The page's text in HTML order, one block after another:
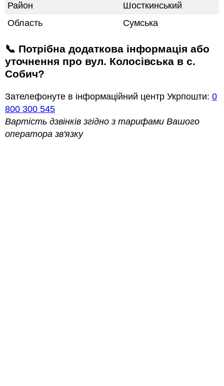
Район
Шосткинський
Область
Сумська
📞 Потрібна додаткова інформація або
уточнення про вул. Колосівська в с.
Собич?
Зателефонуте в інформаційний центр Укрпошти: 0
800 300 545
Вартість дзвінків згідно з тарифами Вашого
оператора зв'язку